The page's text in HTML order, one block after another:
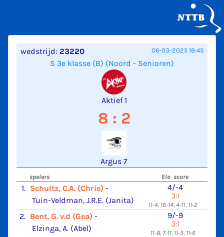
wedstrijd: 23220 06-03-2025 19:45
S 3e klasse (B) (Noord - Senioren)
Aktief 1
8 : 2
Argus 7
spelers Elo score
1. Schultz, C.A. (Chris) -
Tuin-Veldman, J.R.E. (Janita)
4/-4
3:1
11-4, 16-14, 4-11, 11-2
2. Bent, G. v.d (Gea) -
Elzinga, A. (Abel)
9/-9
3:1
11-8, 7-11, 11-5, 11-6